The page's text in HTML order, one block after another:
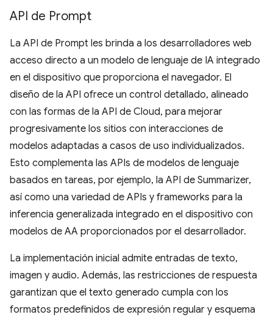
API de Prompt
La API de Prompt les brinda a los desarrolladores web
acceso directo a un modelo de lenguaje de IA integrado
en el dispositivo que proporciona el navegador. El
diseño de la API ofrece un control detallado, alineado
con las formas de la API de Cloud, para mejorar
progresivamente los sitios con interacciones de
modelos adaptadas a casos de uso individualizados.
Esto complementa las APIs de modelos de lenguaje
basados en tareas, por ejemplo, la API de Summarizer,
así como una variedad de APIs y frameworks para la
inferencia generalizada integrado en el dispositivo con
modelos de AA proporcionados por el desarrollador.
La implementación inicial admite entradas de texto,
imagen y audio. Además, las restricciones de respuesta
garantizan que el texto generado cumpla con los
formatos predefinidos de expresión regular y esquema